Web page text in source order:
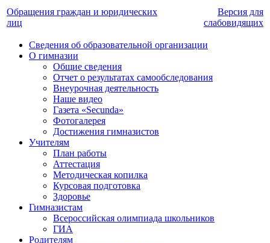
Обращения граждан и юридических
лиц
Версия для
слабовидящих
Сведения об образовательной организации
О гимназии
Общие сведения
Отчет о результатах самообследования
Внеурочная деятельность
Наше видео
Газета «Secunda»
Фотогалерея
Достижения гимназистов
Учителям
План работы
Аттестация
Методическая копилка
Курсовая подготовка
Здоровье
Гимназистам
Всероссийская олимпиада школьников
ГИА
Родителям